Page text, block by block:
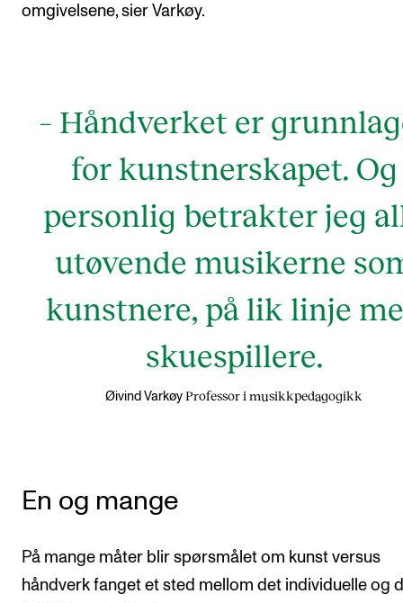
omgivelsene, sier Varkøy.
– Håndverket er
for kunstnerskapet. Og
personlig betrakter jeg
utøvende musikerne
kunstnere, på lik linje
skuespillere.
Øivind Varkøy Professor i musikkpedagogikk
En og mange
På mange måter blir spørsmålet om kunst versus
håndverk fanget et sted mellom det individuelle og